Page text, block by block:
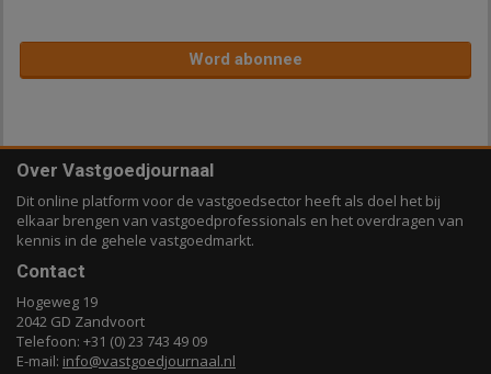
Word abonnee
Over Vastgoedjournaal
Dit online platform voor de vastgoedsector heeft als doel het bij
elkaar brengen van vastgoedprofessionals en het overdragen van
kennis in de gehele vastgoedmarkt.
Contact
Hogeweg 19
2042 GD Zandvoort
Telefoon: +31 (0) 23 743 49 09
E-mail: info@vastgoedjournaal.nl